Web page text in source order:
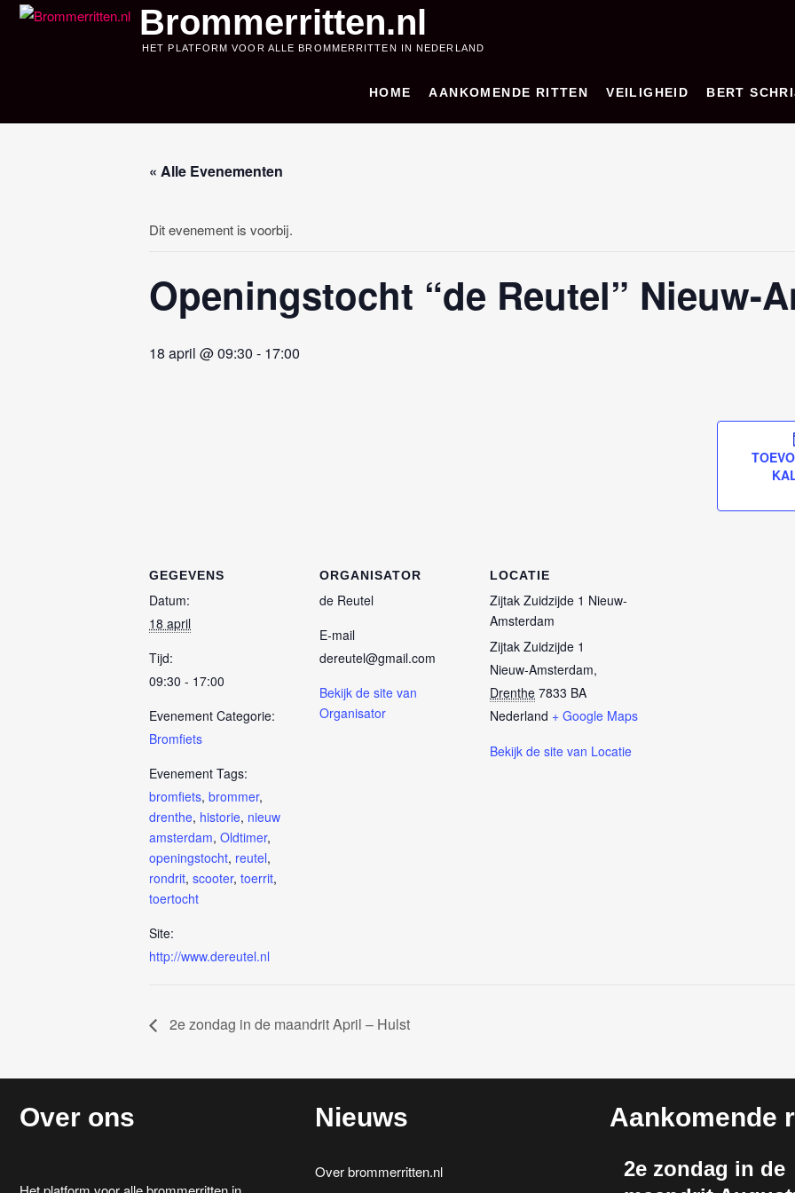
Skip
Brommerritten.nl
HET PLATFORM VOOR ALLE BROMMERRITTEN IN NEDERLAND
HOME AANKOMENDE RITTEN VEILIGHEID BERT
« Alle Evenementen
Dit evenement is voorbij.
Openingstocht “de Reutel” Nieuw-
18 april @ 09:30 - 17:00
GEGEVENS
Datum:
18 april
Tijd:
09:30 - 17:00
Evenement Categorie:
Bromfiets
Evenement Tags:
bromfiets, brommer,
drenthe, historie, nieuw
amsterdam, Oldtimer,
openingstocht, reutel,
rondrit, scooter, toerrit,
toertocht
Site:
http://www.dereutel.nl
ORGANISATOR
de Reutel
E-mail
dereutel@gmail.com
Bekijk de site van
Organisator
LOCATIE
Zijtak Zuidzijde 1 Nieuw-
Amsterdam
Zijtak Zuidzijde 1
Nieuw-Amsterdam,
Drenthe 7833 BA
Nederland + Google Maps
Bekijk de site van Locatie
2e zondag in de maandrit April – Hulst
Over ons Nieuws
Over brommerritten.nl
Aankomende
2e zondag in de